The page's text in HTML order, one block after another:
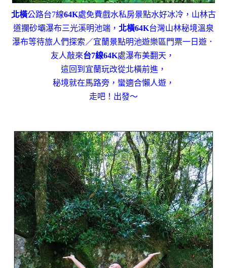
北橫公路台7線64K處免費戲水私房景點水好冰冷，山林古
道攔砂壩瀑布三光溪明池端， 北橫64K台灣山林秘境溫泉
瀑布等待旅人們探索／宜蘭景點明池遊樂區門票一日遊．
友人敲來台7線64K處瀑布美翻天，
這回到宜蘭玩改從北橫前進，
秘境就在馬路旁，蠻適合懶人遊，
走吧！出發～